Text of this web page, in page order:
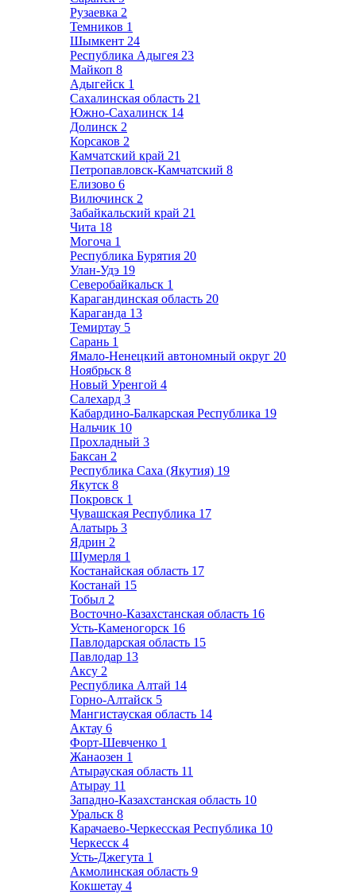
Рузаевка 2
Темников 1
Шымкент 24
Республика Адыгея 23
Майкоп 8
Адыгейск 1
Сахалинская область 21
Южно-Сахалинск 14
Долинск 2
Корсаков 2
Камчатский край 21
Петропавловск-Камчатский 8
Елизово 6
Вилючинск 2
Забайкальский край 21
Чита 18
Могоча 1
Республика Бурятия 20
Улан-Удэ 19
Северобайкальск 1
Карагандинская область 20
Караганда 13
Темиртау 5
Сарань 1
Ямало-Ненецкий автономный округ 20
Ноябрьск 8
Новый Уренгой 4
Салехард 3
Кабардино-Балкарская Республика 19
Нальчик 10
Прохладный 3
Баксан 2
Республика Саха (Якутия) 19
Якутск 8
Покровск 1
Чувашская Республика 17
Алатырь 3
Ядрин 2
Шумерля 1
Костанайская область 17
Костанай 15
Тобыл 2
Восточно-Казахстанская область 16
Усть-Каменогорск 16
Павлодарская область 15
Павлодар 13
Аксу 2
Республика Алтай 14
Горно-Алтайск 5
Мангистауская область 14
Актау 6
Форт-Шевченко 1
Жанаозен 1
Атырауская область 11
Атырау 11
Западно-Казахстанская область 10
Уральск 8
Карачаево-Черкесская Республика 10
Черкесск 4
Усть-Джегута 1
Акмолинская область 9
Кокшетау 4